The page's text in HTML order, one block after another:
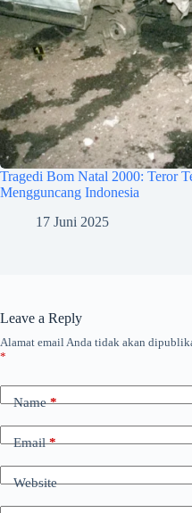
Tragedi Bom Natal 2000: Teror
Mengguncang Indonesia
17 Juni 2025
Leave a Reply
Alamat email Anda tidak akan
*
Name*
Email*
Website